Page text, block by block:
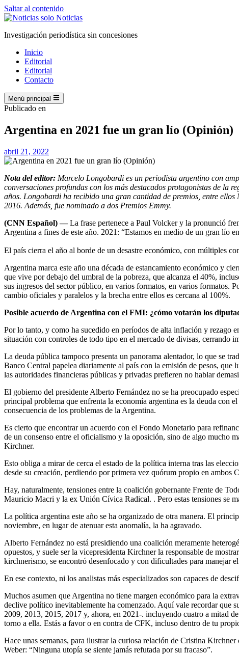
Saltar al contenido
Investigación periodística sin concesiones
Inicio
Editorial
Editorial
Contacto
Menú principal
Publicado en
Argentina en 2021 fue un gran lío (Opinión)
abril 21, 2022
Nota del editor: Marcelo Longobardi es un periodista argentino con
conversaciones profundas con los más destacados protagonistas de la
años. Longobardi ha recibido una gran cantidad de premios, entre
2016. Además, fue nominado a dos Premios Emmy.
(CNN Español) —La frase pertenece a Paul Volcker y la pronunció
Argentina a fines de este año. 2021: “Estamos en medio de un gran lío
El país cierra el año al borde de un desastre económico, con múltiples
Argentina marca este año una década de estancamiento económico y
que vive por debajo del umbral de la pobreza, que alcanza el 40%,
sus ingresos del sector público, en varios formatos, en varios formatos.
cambio oficiales y paralelos y la brecha entre ellos es cercana al 100%.
Posible acuerdo de Argentina con el FMI: ¿cómo votarán los
Por lo tanto, y como ha sucedido en períodos de alta inflación y rezago
situación con controles de todo tipo en el mercado de divisas, cerrando
La deuda pública tampoco presenta un panorama alentador, lo que se
Banco Central papelea diariamente al país con la emisión de pesos, que
las autoridades financieras públicas y privadas prefieren no hablar
El gobierno del presidente Alberto Fernández no se ha preocupado
principal problema que enfrenta la economía argentina es la deuda
consecuencia de los problemas de la Argentina.
Es cierto que encontrar un acuerdo con el Fondo Monetario para
de un consenso entre el oficialismo y la oposición, sino de algo mucho
Kirchner.
Esto obliga a mirar de cerca el estado de la política interna tras las
desde su creación, perdiendo por primera vez quórum propio en ambos
Hay, naturalmente, tensiones entre la coalición gobernante Frente de
Mauricio Macri y la ex Unión Cívica Radical. . Pero estas tensiones se
La política argentina este año se ha organizado de otra manera. El
noviembre, en lugar de atenuar esta anomalía, la ha agravado.
Alberto Fernández no está presidiendo una coalición meramente
opuestos, y suele ser la vicepresidenta Kirchner la responsable de
kirchnerismo, se encontró desenfocado y con dificultades para manejar
En ese contexto, ni los analistas más especializados son capaces de
Muchos asumen que Argentina no tiene margen económico para la
declive político inevitablemente ha comenzado. Aquí vale recordar que
2009, 2013, 2015, 2017 y, ahora, en 2021-. incluyendo cuatro a mitad
torno a ella. Estás a favor o en contra de CFK, incluso dentro de tu
Hace unas semanas, para ilustrar la curiosa relación de Cristina
Weber: “Ninguna utopía se siente jamás refutada por su fracaso”.